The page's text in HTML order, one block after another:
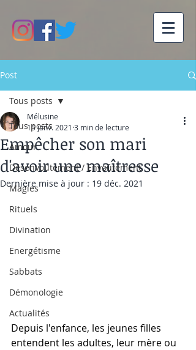
Post
Tous posts
Amour
Désenvoûtement / Envoûtement
Magies
Rituels
Divination
Energétisme
Sabbats
Démonologie
Actualités
Tous posts
Empêcher son mari
d'avoir une maîtresse
Mélusine
15 janv. 2021 3 min de lecture
Dernière mise à jour : 19 déc. 2021
Depuis l'enfance, les jeunes filles
entendent les adultes, leur mère ou